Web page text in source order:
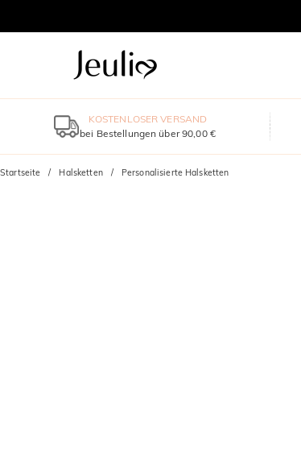
KOSTENLOSER VERSAND
bei Bestellungen über 90,00 €
Startseite Halsketten Personalisierte Halsketten